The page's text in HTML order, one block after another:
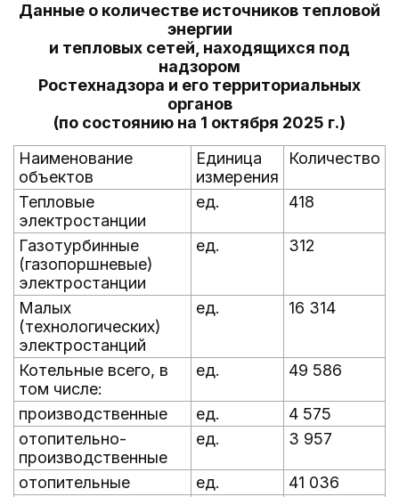
Данные о количестве источников тепловой
энергии
и тепловых сетей, находящихся под
надзором
Ростехнадзора и его территориальных
органов
(по состоянию на 1 октября 2025 г.)
Наименование
объектов
Единица
измерения
Количество
Тепловые
электростанции
ед. 418
Газотурбинные
(газопоршневые)
электростанции
ед. 312
Малых
(технологических)
электростанций
ед. 16 314
Котельные всего, в
том числе:
ед. 49 586
производственные ед.
4 575
отопительно-
производственные
ед. 3 957
отопительные ед.
41 036